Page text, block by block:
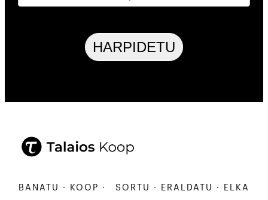
HARPIDETU
· KOOP · SORTU · ERALDATU ·